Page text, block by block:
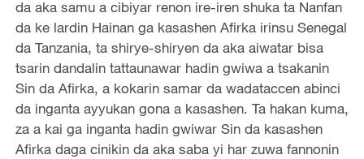
da aka samu a cibiyar renon ire-iren shuka ta Nanfan
da ke lardin Hainan ga kasashen Afirka irinsu Senegal
da Tanzania, ta shirye-shiryen da aka aiwatar bisa
tsarin dandalin tattaunawar hadin gwiwa a tsakanin
Sin da Afirka, a kokarin samar da wadataccen abinci
da inganta ayyukan gona a kasashen. Ta hakan kuma,
za a kai ga inganta hadin gwiwar Sin da kasashen
Afirka daga cinikin da aka saba yi har zuwa fannonin